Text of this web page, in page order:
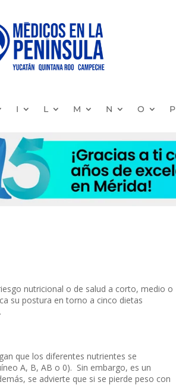
I L M N O P
nutricional o de salud a corto, medio o
su postura en torno a cinco dietas
que los diferentes nutrientes se
A, B, AB o 0). Sin embargo, es un
se advierte que si se pierde peso con